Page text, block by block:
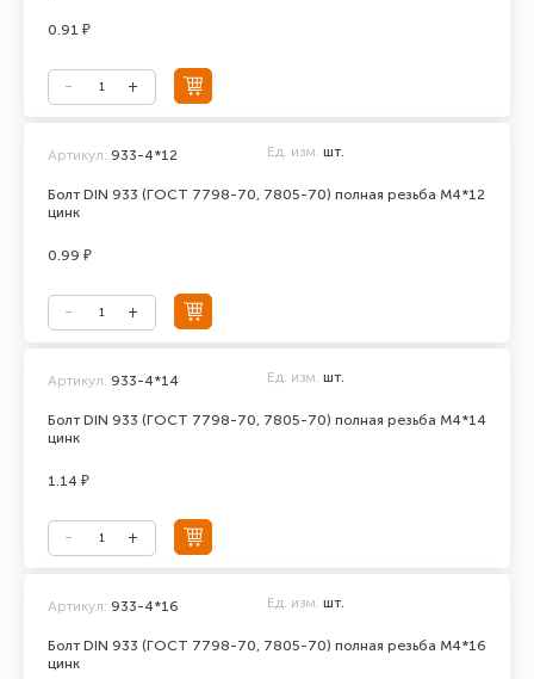
0.91 ₽
Болт DIN 933 (ГОСТ 7798-70, 7805-70) полная резьба М4*12
цинк
Артикул: 933-4*12 Ед. изм. шт.
0.99 ₽
Болт DIN 933 (ГОСТ 7798-70, 7805-70) полная резьба М4*14
цинк
Артикул: 933-4*14 Ед. изм. шт.
1.14 ₽
Болт DIN 933 (ГОСТ 7798-70, 7805-70) полная резьба М4*16
цинк
Артикул: 933-4*16 Ед. изм. шт.